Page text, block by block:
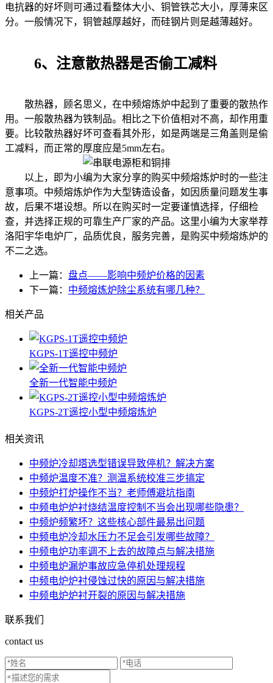
电抗器的好坏则可通过看整体大小、铜管铁芯大小，厚薄来区
分。一般情况下，铜管越厚越好，而硅钢片则是越薄越好。
6、注意散热器是否偷工减料
散热器，顾名思义，在中频熔炼炉中起到了重要的散热作
用。一般散热器为铁制品。相比之下价值相对不高，却作用重
要。比较散热器好坏可查看其外形，如是两端是三角盖则是偷
工减料，而正常的厚度应是5mm左右。
以上，即为小编为大家分享的购买中频熔炼炉时的一些注
意事项。中频熔炼炉作为大型铸造设备，如因质量问题发生事
故，后果不堪设想。所以在购买时一定要谨慎选择，仔细检
查，并选择正规的可靠生产厂家的产品。这里小编为大家举荐
洛阳宇华电炉厂，品质优良，服务完善，是购买中频熔炼炉的
不二之选。
上一篇： 盘点——影响中频炉价格的因素
下一篇： 中频熔炼炉除尘系统有哪几种？
相关产品
KGPS-1T遥控中频炉
全新一代智能中频炉
KGPS-2T遥控小型中频熔炼炉
相关资讯
中频炉冷却塔选型错误导致停机？解决方案
中频炉温度不准？测温系统校准三步搞定
中频炉打炉操作不当？老师傅避坑指南
中频电炉炉衬烧结温度控制不当会出现哪些隐患？
中频炉频繁坏？这些核心部件最易出问题
中频电炉冷却水压力不足会引发哪些故障？
中频电炉功率调不上去的故障点与解决措施
中频电炉漏炉事故应急停机处理规程
中频电炉炉衬侵蚀过快的原因与解决措施
中频电炉炉衬开裂的原因与解决措施
联系我们
contact us